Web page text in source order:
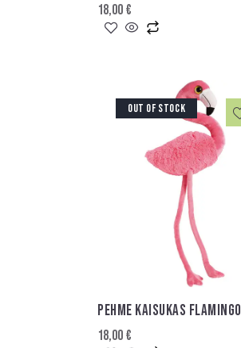
18,00€
OUT OF STOCK
PEHME KAISUKAS FLAMINGO
18,00€